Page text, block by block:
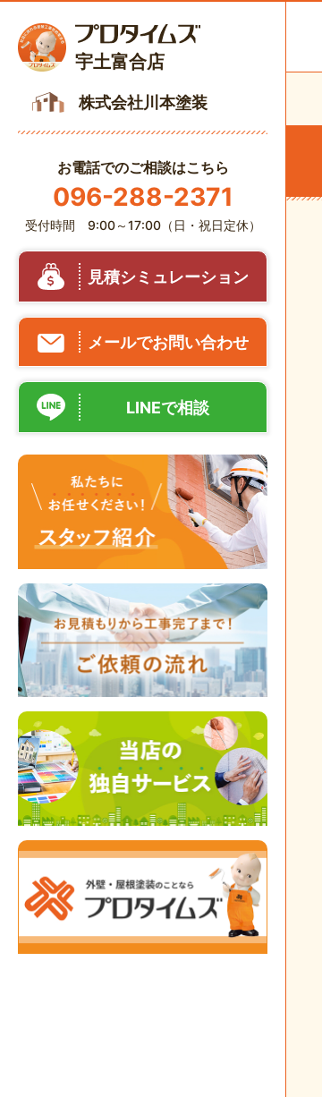
宇土富合店
株式会社川本塗装
お電話でのご相談はこちら
096-288-2371
受付時間 9:00～17:00（日・祝日定休）
見積シミュレーション
メールでお問い合わせ
LINEで相談